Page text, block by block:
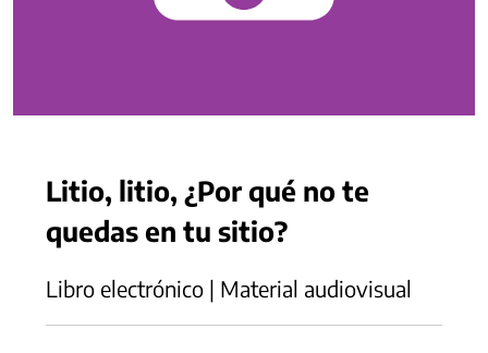
Litio, litio, ¿Por qué no te
quedas en tu sitio?
Libro electrónico | Material audiovisual